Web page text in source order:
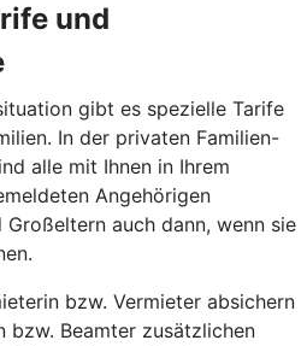
und
gibt es spezielle Tarife
In der privaten Familien-
alle mit Ihnen in Ihrem
Angehörigen
auch dann, wenn sie
bzw. Vermieter absichern
bzw. Beamter zusätzlichen